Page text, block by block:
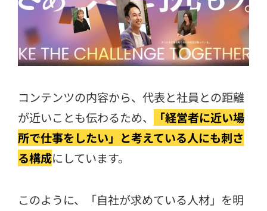
コンテンツの内容から、代表と社員との距離
が近いことも伝わるため、
「経営者に近い場
所で仕事をしたい」と考えている人にも刺さ
る構成にしています。
このように、「自社が求めている人材」を明